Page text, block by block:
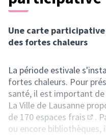
Une carte
des fortes chaleurs
La période estivale
fortes chaleurs. Pour
santé, il est important
La Ville de Lausanne
de 170 espaces frais
.
ou encore bibliothèques,